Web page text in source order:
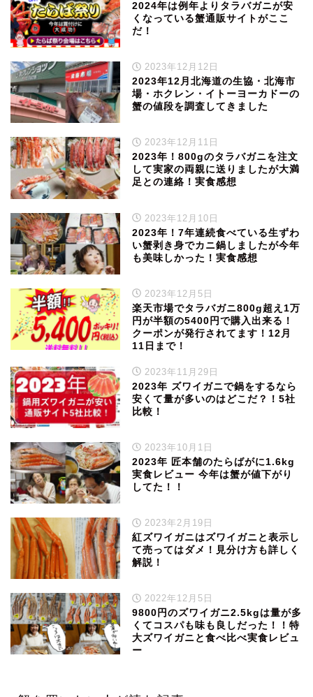
2024年は例年よりタラバガニが安
くなっている蟹通販サイトがここ
だ！
2023年12月12日
2023年12月北海道の生協・北海市
場・ホクレン・イトーヨーカドーの
蟹の値段を調査してきました
2023年12月11日
2023年！800gのタラバガニを注文
して実家の両親に送りましたが大満
足との連絡！実食感想
2023年12月10日
2023年！7年連続食べている生ずわ
い蟹剥き身でカニ鍋しましたが今年
も美味しかった！実食感想
2023年12月5日
楽天市場でタラバガニ800g超え1万
円が半額の5400円で購入出来る！
クーポンが発行されてます！12月
11日まで！
2023年11月29日
2023年 ズワイガニで鍋をするなら
安くて量が多いのはどこだ？！5社
比較！
2023年10月1日
2023年 匠本舗のたらばがに1.6kg
実食レビュー 今年は蟹が値下がり
してた！！
2023年2月19日
紅ズワイガニはズワイガニと表示し
て売ってはダメ！見分け方も詳しく
解説！
2022年12月5日
9800円のズワイガニ2.5kgは量が多
くてコスパも味も良しだった！！特
大ズワイガニと食べ比べ実食レビュ
ー